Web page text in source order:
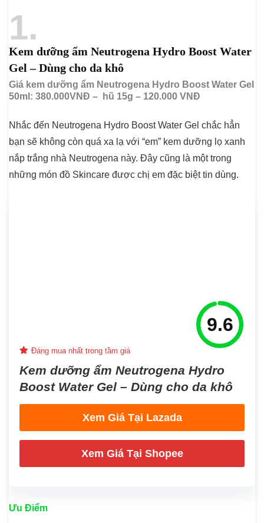
1
Kem dưỡng ẩm Neutrogena Hydro Boost Water
Gel – Dùng cho da khô
Giá kem dưỡng ẩm Neutrogena Hydro Boost Water Gel
50ml: 380.000VNĐ – hũ 15g – 120.000 VNĐ
Nhắc đến Neutrogena Hydro Boost Water Gel chắc hẳn
bạn sẽ không còn quá xa lạ với “em” kem dưỡng lọ xanh
nắp trắng nhà Neutrogena này. Đây cũng là một trong
những món đồ Skincare được chị em đặc biệt tin dùng.
9.6
Đáng mua nhất trong tầm giá
Kem dưỡng ẩm Neutrogena Hydro
Boost Water Gel – Dùng cho da khô
Xem Giá Tại Lazada
Xem Giá Tại Shopee
Ưu Điểm